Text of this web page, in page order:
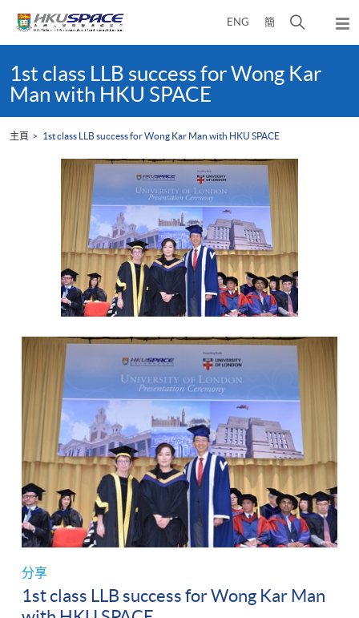
ENG 簡
開
尋
面
彈
出
content
start1st class LLB success for Wong Kar
Man with HKU SPACE
主頁 1st class LLB success for Wong Kar Man with HKU SPACE
分享
1st class LLB success for Wong Kar Man